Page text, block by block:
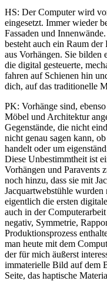
HS: Der Computer wird
eingesetzt. Immer wieder
Fassaden und
besteht auch ein Raum
aus Vorhängen. Sie bilden
die digital gesteuerte,
fahren auf Schienen hin
dich, auf das traditionelle
PK: Vorhänge sind,
Möbel und Architektur
Gegenstände, die nicht
nicht genau sagen kann,
handelt oder um
Diese Unbestimmtheit ist
Vorhängen und Paravents
noch hinzu, dass sie mit
Jacquartwebstühle
eigentlich die ersten
auch in der
negativ, Symmetrie,
Produktionsprozess
man heute mit dem
der für mich äußerst
immaterielle Bild auf dem
Seite, das haptische